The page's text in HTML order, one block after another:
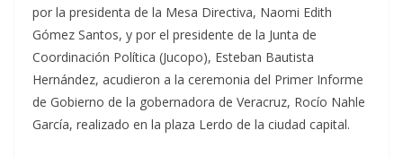
por la presidenta de la Mesa Directiva, Naomi Edith
Gómez Santos, y por el presidente de la Junta de
Coordinación Política (Jucopo), Esteban Bautista
Hernández, acudieron a la ceremonia del Primer Informe
de Gobierno de la gobernadora de Veracruz, Rocío Nahle
García, realizado en la plaza Lerdo de la ciudad capital.